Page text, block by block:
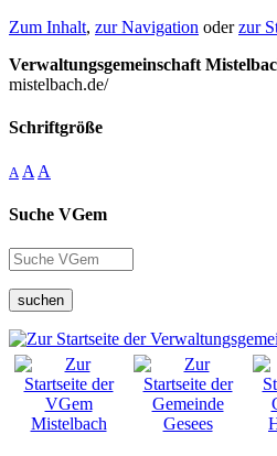
Zum Inhalt, zur Navigation oderzur
Verwaltungsgemeinschaft
mistelbach.de/
Schriftgröße
A A A
Suche VGem
suchen